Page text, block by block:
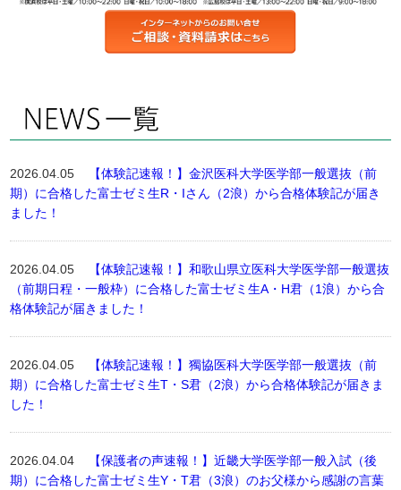
2026.04.05
【体験記速報！】金沢医科大学医学部一般選抜（前
期）に合格した富士ゼミ生R・Iさん（2浪）から合格体験記が届き
ました！
2026.04.05
【体験記速報！】和歌山県立医科大学医学部一般選抜
（前期日程・一般枠）に合格した富士ゼミ生A・H君（1浪）から合
格体験記が届きました！
2026.04.05
【体験記速報！】獨協医科大学医学部一般選抜（前
期）に合格した富士ゼミ生T・S君（2浪）から合格体験記が届きま
した！
2026.04.04
【保護者の声速報！】近畿大学医学部一般入試（後
期）に合格した富士ゼミ生Y・T君（3浪）のお父様から感謝の言葉